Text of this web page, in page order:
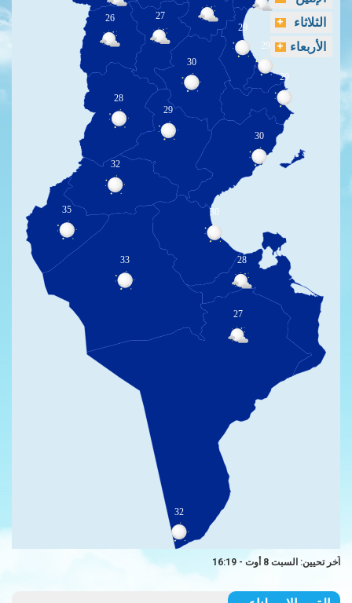
27
26
30
29
29
29
28
29
30
30
32
35
33 28
27
32
الثلاثاء
الأربعاء
آخر تحيين: السبت 8 أوت - 16:19